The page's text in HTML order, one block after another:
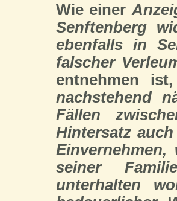
Wie einer
Senftenberg
ebenfalls in
falscher
entnehmen
nachstehend
Fällen
Hintersatz
seiner
unterhalten